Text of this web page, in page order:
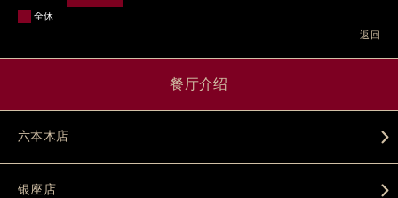
全休
返回
餐厅介绍
六本木店
银座店